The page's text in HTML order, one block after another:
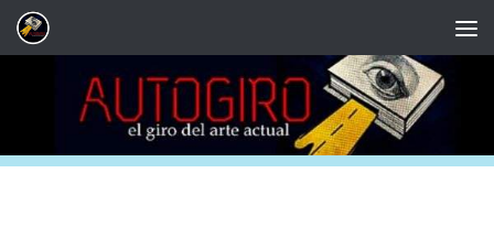
Saltar al contenido